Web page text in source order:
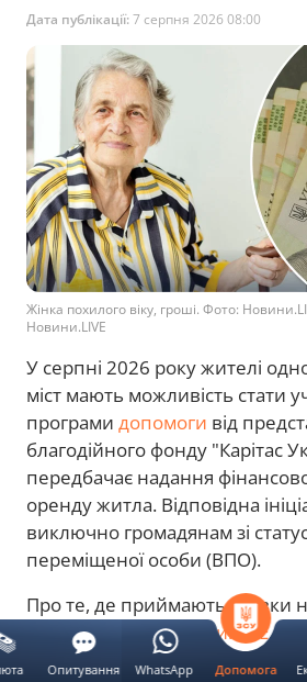
Дата публікації:7 серпня 2026 08:00
Жінка похилого віку, гроші. Фото:
Новини.LIVE
У серпні 2026 року жителі
міст мають можливість стати
програми допомоги від
благодійного фонду "Карітас
передбачає надання
оренду житла. Відповідна
виключно громадянам зі
переміщеної особи (ВПО).
Про те, де приймають заявки
розповідаютьНовини.LIVE.
Допомога
Опитування WhatsApp